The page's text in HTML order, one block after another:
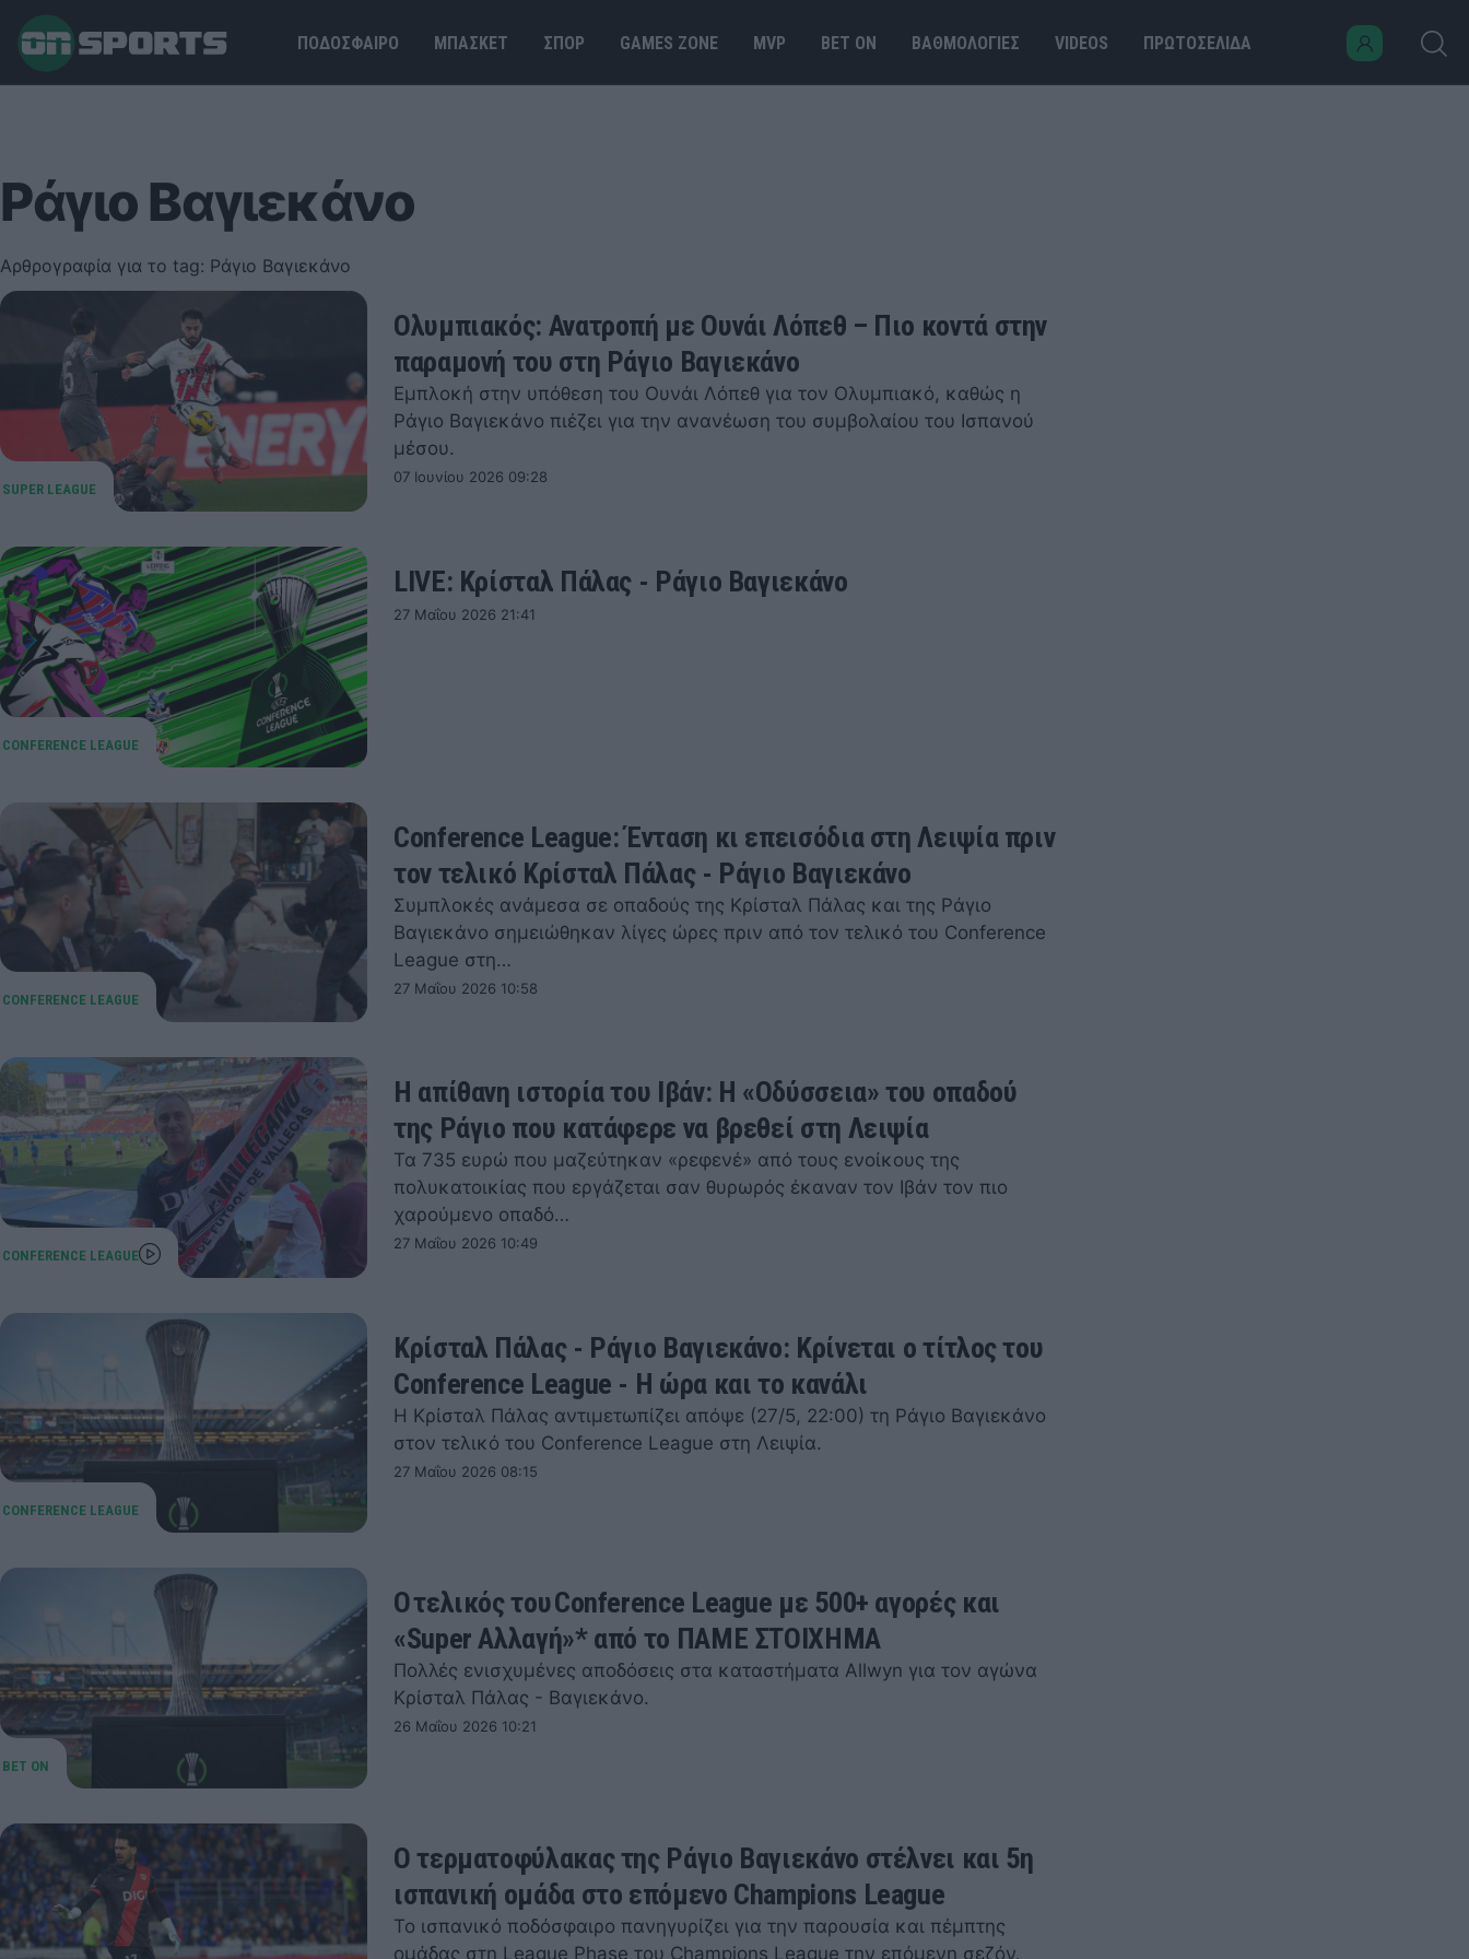
ΠΟΔΟΣΦΑΙΡΟ ΜΠΑΣΚΕΤ ΣΠΟΡ GAMES ΖΟΝΕ MVP BET ΟΝ ΒΑΘΜΟΛΟΓΙΕΣ VIDEOS ΠΡΩΤΟΣΕΛΙΔΑ
Ράγιο Βαγιεκάνο
Αρθρογραφία για το tag: Ράγιο Βαγιεκάνο
Ολυμπιακός: Ανατροπή με Ουνάι Λόπεθ – Πιο κοντά στην
παραμονή του στη Ράγιο Βαγιεκάνο
Εμπλοκή στην υπόθεση του Ουνάι Λόπεθ για τον Ολυμπιακό, καθώς η
Ράγιο Βαγιεκάνο πιέζει για την ανανέωση του συμβολαίου του Ισπανού
μέσου.
07 Ιουνίου 2026 09:28
LIVE: Κρίσταλ Πάλας - Ράγιο Βαγιεκάνο
27 Μαΐου 2026 21:41
Conference League: Ένταση κι επεισόδια στη Λειψία πριν
τον τελικό Κρίσταλ Πάλας - Ράγιο Βαγιεκάνο
Συμπλοκές ανάμεσα σε οπαδούς της Κρίσταλ Πάλας και της Ράγιο
Βαγιεκάνο σημειώθηκαν λίγες ώρες πριν από τον τελικό του Conference
League στη…
27 Μαΐου 2026 10:58
Η απίθανη ιστορία του Ιβάν: Η «Οδύσσεια» του οπαδού
της Ράγιο που κατάφερε να βρεθεί στη Λειψία
Τα 735 ευρώ που μαζεύτηκαν «ρεφενέ» από τους ενοίκους της
πολυκατοικίας που εργάζεται σαν θυρωρός έκαναν τον Ιβάν τον πιο
χαρούμενο οπαδό…
27 Μαΐου 2026 10:49
Kρίσταλ Πάλας - Ράγιο Βαγιεκάνο: Κρίνεται ο τίτλος του
Conference League - Η ώρα και το κανάλι
Η Κρίσταλ Πάλας αντιμετωπίζει απόψε (27/5, 22:00) τη Ράγιο Βαγιεκάνο
στον τελικό του Conference League στη Λειψία.
27 Μαΐου 2026 08:15
O τελικός του Conference League με 500+ αγορές και
«Super Aλλαγή»* από το ΠΑΜΕ ΣΤΟΙΧΗΜΑ
Πολλές ενισχυμένες αποδόσεις στα καταστήματα Allwyn για τον αγώνα
Κρίσταλ Πάλας - Βαγιεκάνο.
26 Μαΐου 2026 10:21
Ο τερματοφύλακας της Ράγιο Βαγιεκάνο στέλνει και 5η
ισπανική ομάδα στο επόμενο Champions League
Το ισπανικό ποδόσφαιρο πανηγυρίζει για την παρουσία και πέμπτης
ομάδας στη League Phase του Champions League την επόμενη σεζόν.